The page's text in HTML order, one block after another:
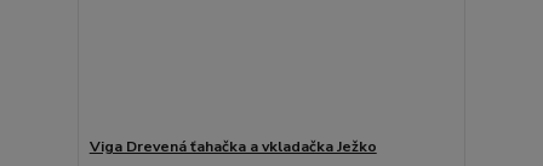
Viga Drevená ťahačka a vkladačka Ježko